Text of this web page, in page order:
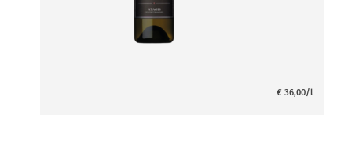
€ 36,00/l